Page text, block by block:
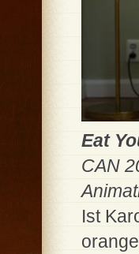
Eat
CAN
Ist